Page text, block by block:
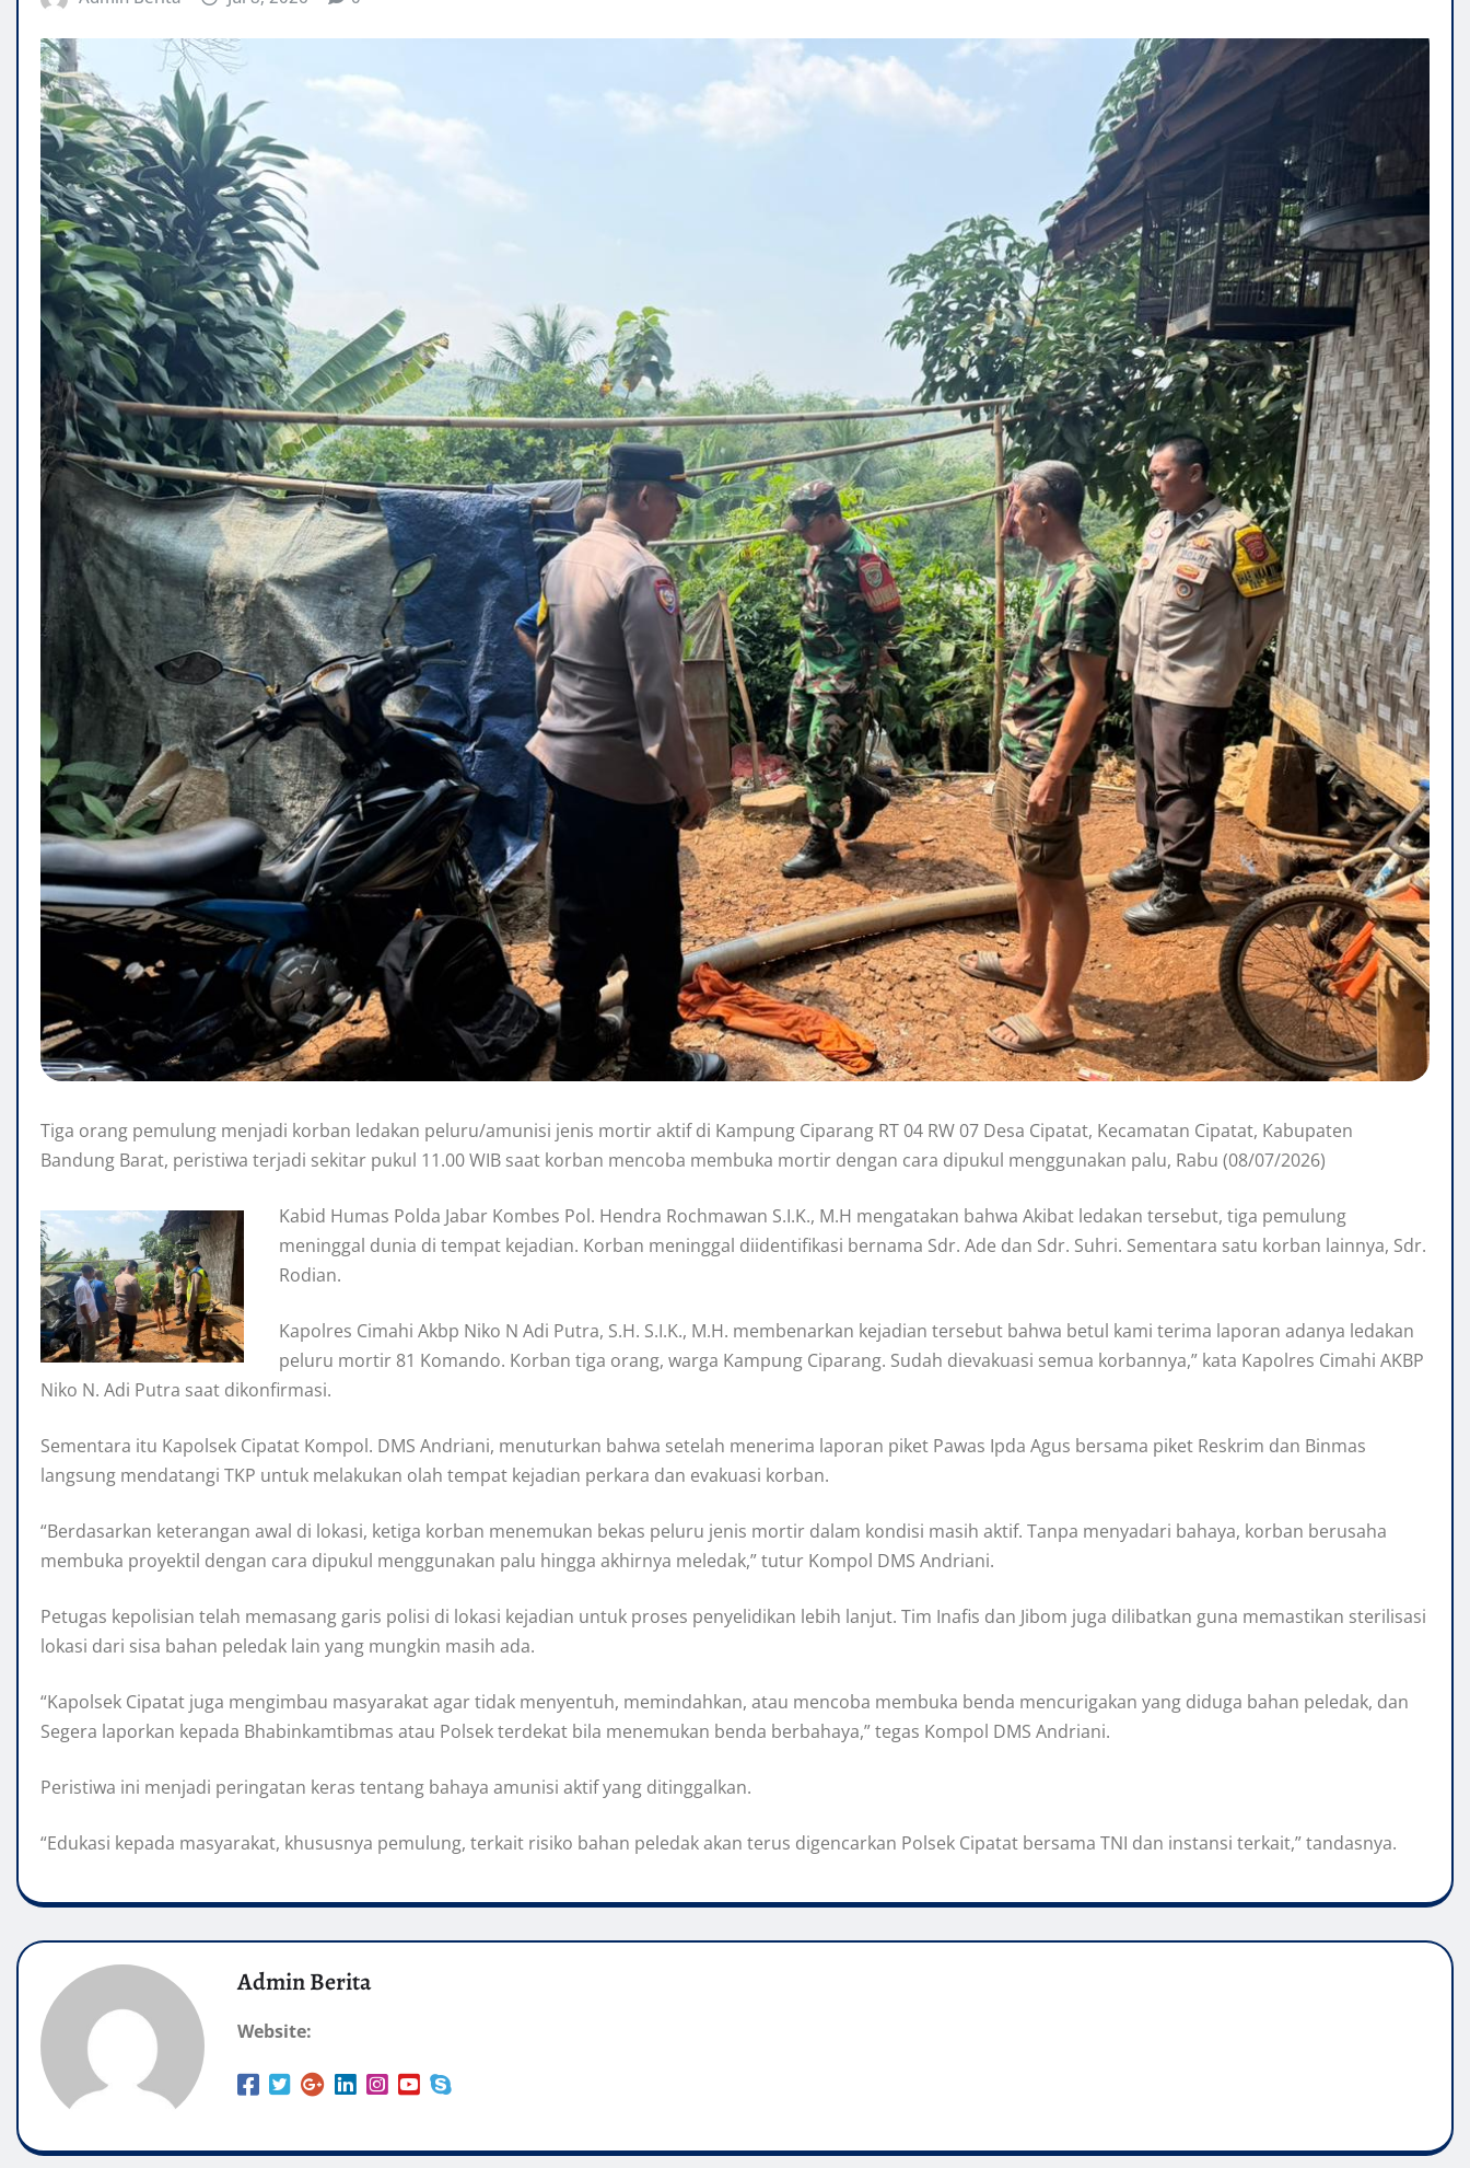
Tiga orang pemulung menjadi korban ledakan peluru/amunisi jenis mortir aktif di Kampung Ciparang RT 04 RW 07 Desa Cipatat, Kecamatan Cipatat, Kabupaten
Bandung Barat, peristiwa terjadi sekitar pukul 11.00 WIB saat korban mencoba membuka mortir dengan cara dipukul menggunakan palu, Rabu (08/07/2026)
Kabid Humas Polda Jabar Kombes Pol. Hendra Rochmawan S.I.K., M.H mengatakan bahwa Akibat ledakan tersebut, tiga pemulung
meninggal dunia di tempat kejadian. Korban meninggal diidentifikasi bernama Sdr. Ade dan Sdr. Suhri. Sementara satu korban lainnya, Sdr.
Rodian.
Kapolres Cimahi Akbp Niko N Adi Putra, S.H. S.I.K., M.H. membenarkan kejadian tersebut bahwa betul kami terima laporan adanya ledakan
peluru mortir 81 Komando. Korban tiga orang, warga Kampung Ciparang. Sudah dievakuasi semua korbannya,” kata Kapolres Cimahi AKBP
Niko N. Adi Putra saat dikonfirmasi.
Sementara itu Kapolsek Cipatat Kompol. DMS Andriani, menuturkan bahwa setelah menerima laporan piket Pawas Ipda Agus bersama piket Reskrim dan Binmas
langsung mendatangi TKP untuk melakukan olah tempat kejadian perkara dan evakuasi korban.
“Berdasarkan keterangan awal di lokasi, ketiga korban menemukan bekas peluru jenis mortir dalam kondisi masih aktif. Tanpa menyadari bahaya, korban berusaha
membuka proyektil dengan cara dipukul menggunakan palu hingga akhirnya meledak,” tutur Kompol DMS Andriani.
Petugas kepolisian telah memasang garis polisi di lokasi kejadian untuk proses penyelidikan lebih lanjut. Tim Inafis dan Jibom juga dilibatkan guna memastikan sterilisasi
lokasi dari sisa bahan peledak lain yang mungkin masih ada.
“Kapolsek Cipatat juga mengimbau masyarakat agar tidak menyentuh, memindahkan, atau mencoba membuka benda mencurigakan yang diduga bahan peledak, dan
Segera laporkan kepada Bhabinkamtibmas atau Polsek terdekat bila menemukan benda berbahaya,” tegas Kompol DMS Andriani.
Peristiwa ini menjadi peringatan keras tentang bahaya amunisi aktif yang ditinggalkan.
“Edukasi kepada masyarakat, khususnya pemulung, terkait risiko bahan peledak akan terus digencarkan Polsek Cipatat bersama TNI dan instansi terkait,” tandasnya.
Admin Berita
Website: